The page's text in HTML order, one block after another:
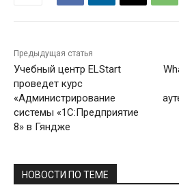
Предыдущая статья
Учебный центр ELStart
проведет курс
«Администрирование
системы «1С:Предприятие
8» в Гяндже
НОВОСТИ ПО ТЕМЕ